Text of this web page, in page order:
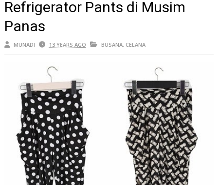
Refrigerator Pants di Musim
Panas
MUNADI 13 YEARS AGO BUSANA, CELANA